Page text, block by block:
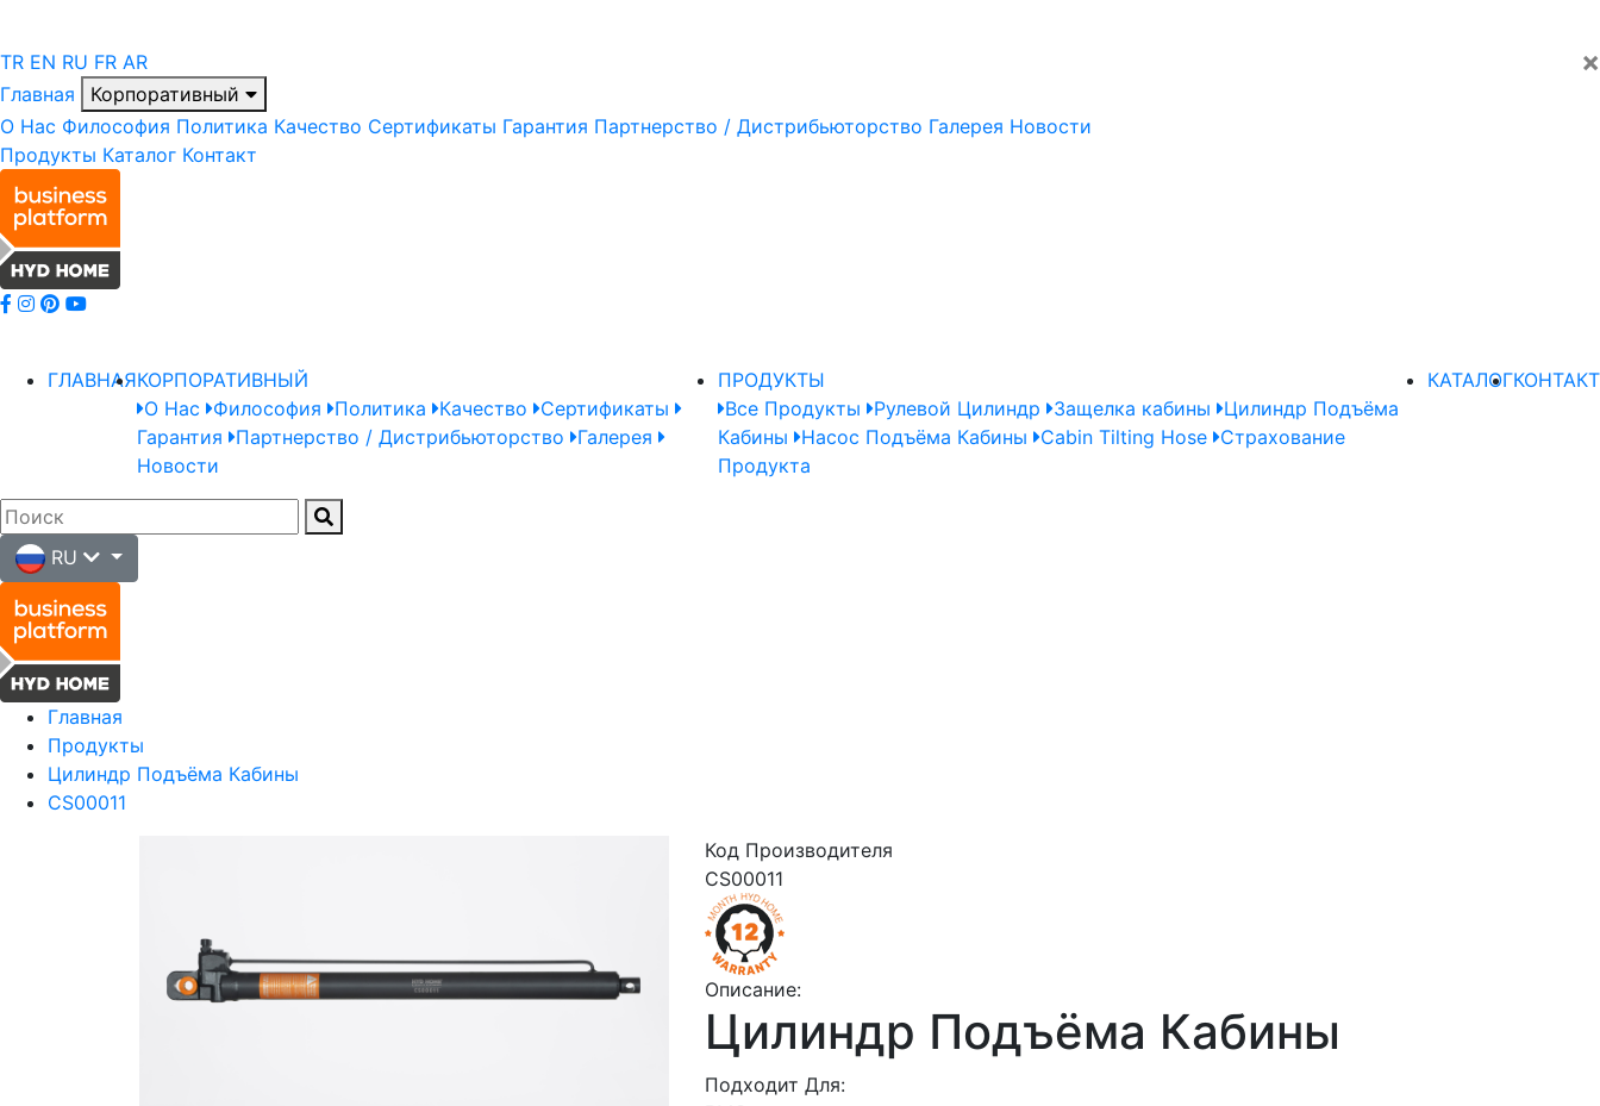
×
TR EN RU FR AR
Главная
Корпоративный
О Нас Философия Политика Качество Сертификаты Гарантия Партнерство / Дистрибьюторство Галерея Новости
Продукты Каталог Контакт
ГЛАВНАЯКОРПОРАТИВНЫЙ
О Нас
Философия Политика Качество
Сертификаты
Гарантия
Партнерство / Дистрибьюторство
Галерея
Новости
ПРОДУКТЫ
Все Продукты
Рулевой Цилиндр Защелка кабины
Цилиндр Подъёма
Кабины
Насос Подъёма Кабины Cabin Tilting Hose
Страхование
Продукта
КАТАЛОГКОНТАКТ
RU
Главная
Продукты
Цилиндр Подъёма Кабины
CS00011
Код Производителя
CS00011
Описание:
Цилиндр Подъёма Кабины
Подходит Для: